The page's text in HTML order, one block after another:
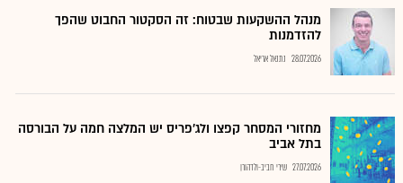
מנהל ההשקעות שבטוח: זה הסקטור החבוט שהפך
להזדמנות
28.07.2026 נתנאל אריאל
מחזורי המסחר קפצו ולג'פריס יש המלצה חמה על הבורסה
בתל אביב
27.07.2026 שירי חביב-ולדהורן